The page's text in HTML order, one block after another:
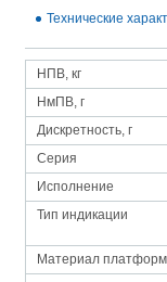
Технические
НПВ, кг
НмПВ, г
Дискретность, г
Серия
Исполнение
Тип индикации
Материал